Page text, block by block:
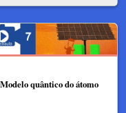
Modelo quântico do átomo